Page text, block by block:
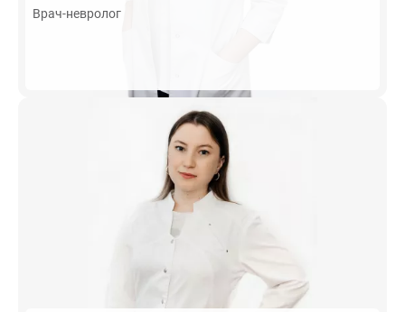
Врач-невролог